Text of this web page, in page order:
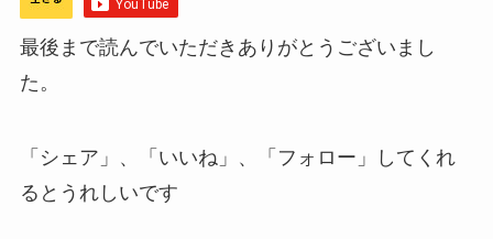
最後まで読んでいただきありがとうございまし
た。
「シェア」、「いいね」、「フォロー」してくれ
るとうれしいです